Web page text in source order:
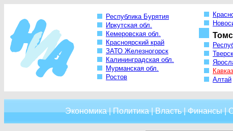
Республика Бурятия
Иркутская обл.
Кемеровская обл.
Красноярский край
ЗАТО Железногорск
Калининградская обл.
Мурманская обл.
Ростов
Кавказ
Алтай
Экономика|Политика|Власть|Финансы|